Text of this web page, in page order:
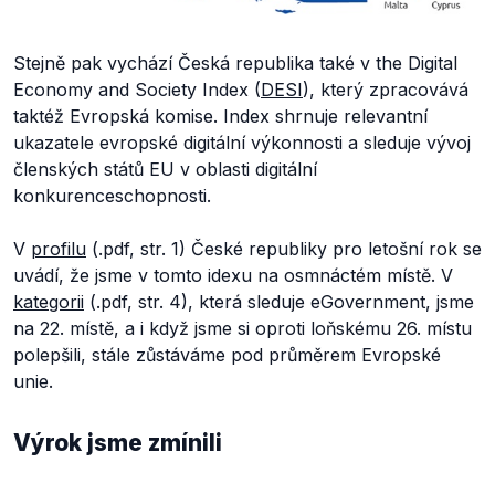
Stejně pak vychází Česká republika také v the Digital
Economy and Society Index (DESI), který zpracovává
taktéž Evropská komise. Index shrnuje relevantní
ukazatele evropské digitální výkonnosti a sleduje vývoj
členských států EU v oblasti digitální
konkurenceschopnosti.
V profilu (.pdf, str. 1) České republiky pro letošní rok se
uvádí, že jsme v tomto idexu na osmnáctém místě. V
kategorii (.pdf, str. 4), která sleduje eGovernment, jsme
na 22. místě, a i když jsme si oproti loňskému 26. místu
polepšili, stále zůstáváme pod průměrem Evropské
unie.
Výrok jsme zmínili